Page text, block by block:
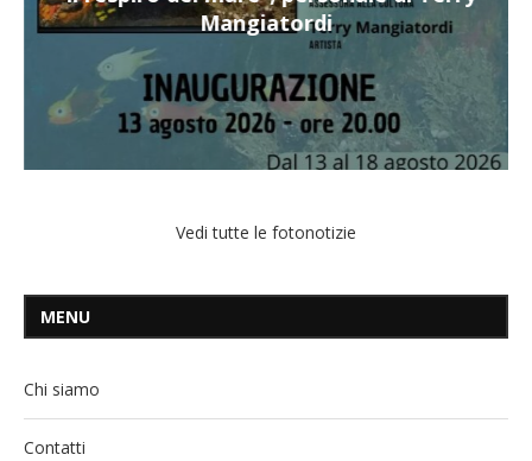
Mangiatordi
Vedi tutte le fotonotizie
MENU
Chi siamo
Contatti